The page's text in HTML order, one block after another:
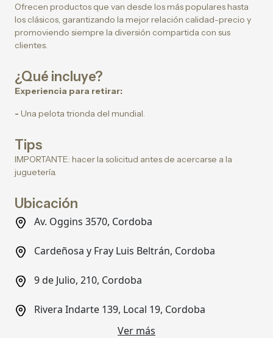
Ofrecen productos que van desde los más populares hasta
los clásicos, garantizando la mejor relación calidad-precio y
promoviendo siempre la diversión compartida con sus
clientes.
¿Qué incluye?
Experiencia para retirar:
- Una pelota trionda del mundial.
Tips
IMPORTANTE: hacer la solicitud antes de acercarse a la
juguetería.
Ubicación
Av. Oggins 3570, Cordoba
Cardeñosa y Fray Luis Beltrán, Cordoba
9 de Julio, 210, Cordoba
Rivera Indarte 139, Local 19, Cordoba
Ver más